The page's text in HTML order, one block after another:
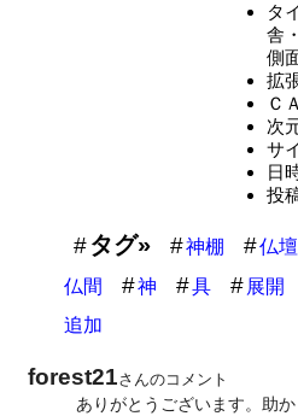
タ
舎
側
拡
Ｃ
次
サ
日
投
タグ» 神棚 仏壇
仏間
神 具 展開
追加
forest21さんのコメント
ありがとうございます。助か